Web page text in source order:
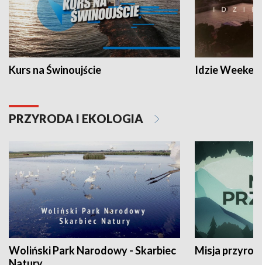
Kurs na Świnoujście Idzie
PRZYRODA I EKOLOGIA
Woliński Park Narodowy - Skarbiec
Misja